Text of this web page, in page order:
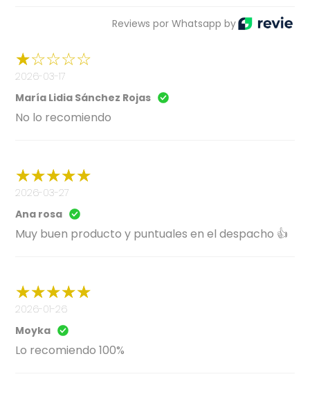
Reviews por Whatsapp by
2026-03-17
María Lidia Sánchez Rojas
No lo recomiendo
2026-03-27
Ana rosa
Muy buen producto y puntuales en el despacho 👍
2026-01-26
Moyka
Lo recomiendo 100%